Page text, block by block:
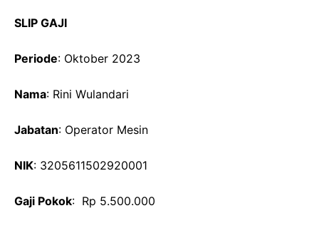
SLIP GAJI
Periode: Oktober 2023
Nama: Rini Wulandari
Jabatan: Operator Mesin
NIK: 3205611502920001
Gaji Pokok: Rp 5.500.000